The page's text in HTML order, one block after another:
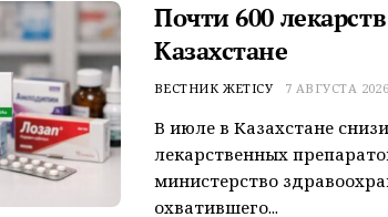
Почти 600
Казахстане
ВЕСТНИК ЖЕТІСУ 7 АВГУСТА
В июле в Казахстане
лекарственных
министерство
охватившего...